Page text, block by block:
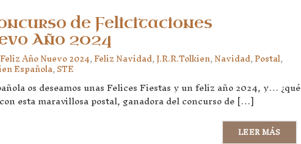
de Felicitaciones
Año 2024
Feliz Año Nuevo 2024,Feliz Navidad,J.R.R.Tolkien,Navidad,Postal,
Española,STE
os deseamos unas Felices Fiestas y un feliz año 2024, y… ¿qué
esta maravillosa postal, ganadora del concurso de […]
LEER MÁS